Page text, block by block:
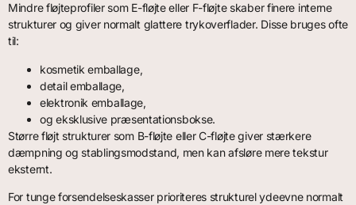
Mindre fløjteprofiler som E-fløjte eller F-fløjte skaber finere interne
strukturer og giver normalt glattere trykoverflader. Disse bruges ofte
til:
kosmetik emballage,
detail emballage,
elektronik emballage,
og eksklusive præsentationsbokse.
Større fløjt strukturer som B-fløjte eller C-fløjte giver stærkere
dæmpning og stablingsmodstand, men kan afsløre mere tekstur
eksternt.
For tunge forsendelseskasser prioriteres strukturel ydeevne normalt